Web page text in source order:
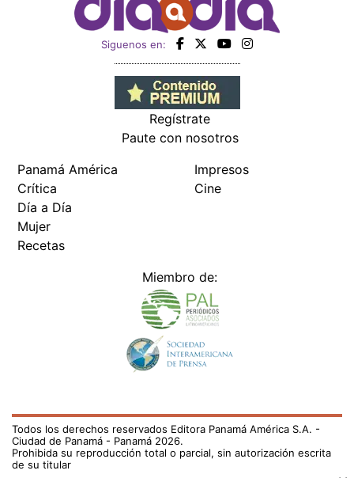
Siguenos en:
Regístrate
Paute con nosotros
Panamá América
Crítica
Día a Día
Mujer
Recetas
Impresos
Cine
Miembro de:
Todos los derechos reservados Editora Panamá América S.A. -
Ciudad de Panamá - Panamá 2026.
Prohibida su reproducción total o parcial, sin autorización escrita
de su titular